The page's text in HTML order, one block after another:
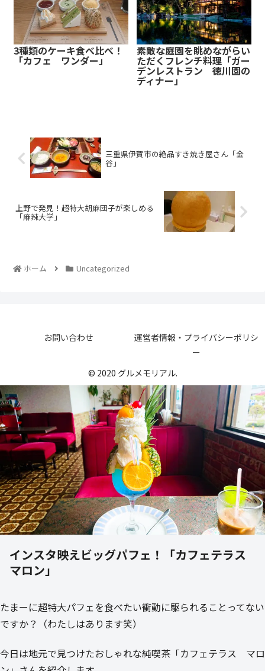
3種類のケーキ食べ比べ！
「カフェ ワンダー」
素敵な庭園を眺めながらい
ただくフレンチ料理「ガー
デンレストラン 徳川園の
ディナー」
三重県伊賀市の絶品すき焼き屋さん「金
谷」
上野で発見！超特大胡麻団子が楽しめる
「麻辣大学」
ホーム Uncategorized
お問い合わせ
運営者情報・プライバシーポリシ
ー
© 2020 グルメモリアル.
インスタ映えビッグパフェ！「カフェテラス
マロン」
たまーに超特大パフェを食べたい衝動に駆られることってない
ですか？（わたしはあります笑）
今日は地元で見つけたおしゃれな純喫茶「カフェテラス マロ